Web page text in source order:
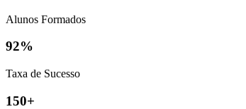
Alunos Formados
92%
Taxa de Sucesso
150+